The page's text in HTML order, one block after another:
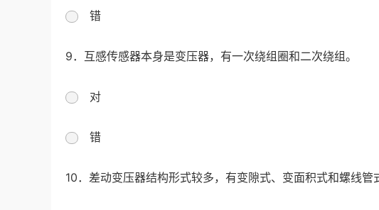
错
9．互感传感器本身是变压器，有一次绕组圈和二次绕组。
对
错
10．差动变压器结构形式较多，有变隙式、变面积式和螺线管